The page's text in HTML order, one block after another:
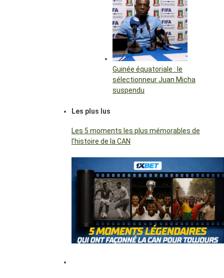
Guinée équatoriale : le
sélectionneur Juan Micha
suspendu
Les plus lus
Les 5 moments les plus mémorables de
l’histoire de la CAN